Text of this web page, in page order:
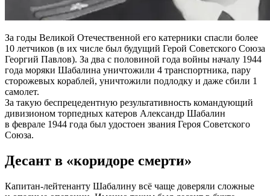
За годы Великой Отечественной его катерники спасли более
10 летчиков (в их числе был будущий Герой Советского Союза
Георгий Павлов). За два с половиной года войны началу 1944
года моряки Шабалина уничтожили 4 транспортника, пару
сторожевых кораблей, уничтожили подлодку и даже сбили 1
самолет.
За такую беспрецедентную результативность командующий
дивизионом торпедных катеров Александр Шабалин
в феврале 1944 года был удостоен звания Героя Советского
Союза.
Десант в «коридоре смерти»
Капитан-лейтенанту Шабалину всё чаще доверяли сложные